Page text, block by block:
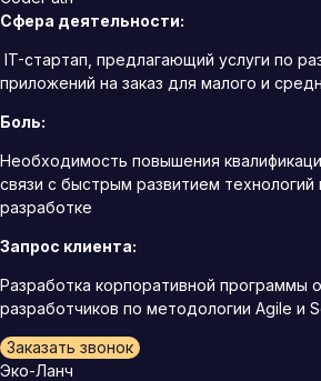
Сфера деятельности:
IT-стартап, предлагающий услуги по
приложений на заказ для малого и
Боль:
Необходимость повышения
связи с быстрым развитием технологий
разработке
Запрос клиента:
Разработка корпоративной программы
разработчиков по методологии Agile и
Заказать звонок
Эко-Ланч